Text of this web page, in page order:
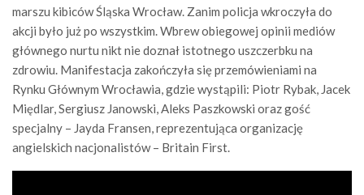
marszu kibiców Śląska Wrocław. Zanim policja wkroczyła do
akcji było już po wszystkim. Wbrew obiegowej opinii mediów
głównego nurtu nikt nie doznał istotnego uszczerbku na
zdrowiu. Manifestacja zakończyła się przemówieniami na
Rynku Głównym Wrocławia, gdzie wystąpili: Piotr Rybak, Jacek
Międlar, Sergiusz Janowski, Aleks Paszkowski oraz gość
specjalny – Jayda Fransen, reprezentująca organizację
angielskich nacjonalistów – Britain First.